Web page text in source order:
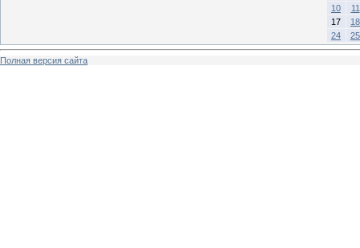
10
11
17
18
24
25
Полная версия сайта